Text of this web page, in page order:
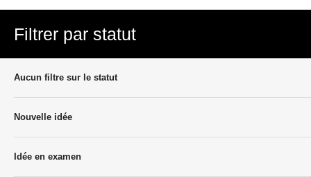
Filtrer par statut
Aucun filtre sur le statut
Nouvelle idée
Idée en examen